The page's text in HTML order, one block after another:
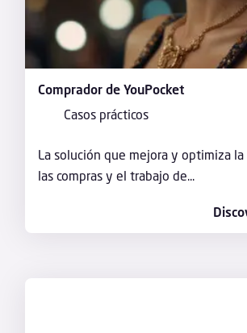
Comprador de YouPocket
Casos prácticos
La solución que mejora y optimiza
las compras y el trabajo de...